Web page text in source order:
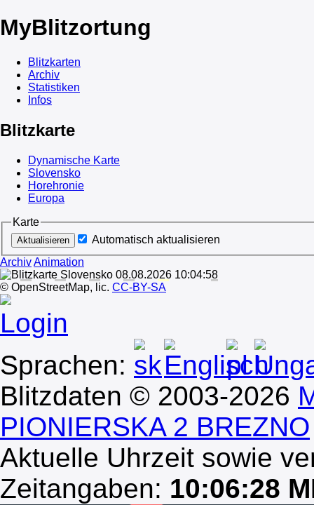
MyBlitzortung
Blitzkarten
Archiv
Statistiken
Infos
Blitzkarte
Dynamische Karte
Slovensko
Horehronie
Europa
Karte
Automatisch aktualisieren
ArchivAnimation
© OpenStreetMap, lic. CC-BY-SA
Login
Sprachen:
Blitzdaten © 2003-2026
PIONIERSKA 2 BREZNO
Aktuelle Uhrzeit sowie
Zeitangaben: 10:06:28